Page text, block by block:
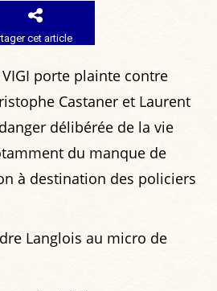
cet article
porte plainte contre
Castaner et Laurent
délibérée de la vie
du manque de
à destination des policiers
Langlois au micro de